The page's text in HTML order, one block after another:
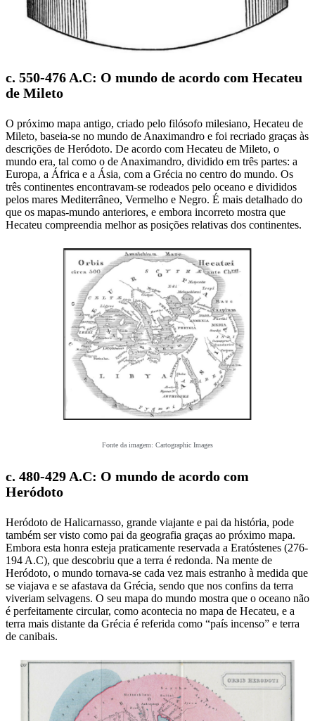
c. 550-476 A.C: O mundo de acordo com Hecateu
de Mileto
O próximo mapa antigo, criado pelo filósofo milesiano, Hecateu de
Mileto, baseia-se no mundo de Anaximandro e foi recriado graças às
descrições de Heródoto. De acordo com Hecateu de Mileto, o
mundo era, tal como o de Anaximandro, dividido em três partes: a
Europa, a África e a Ásia, com a Grécia no centro do mundo. Os
três continentes encontravam-se rodeados pelo oceano e divididos
pelos mares Mediterrâneo, Vermelho e Negro. É mais detalhado do
que os mapas-mundo anteriores, e embora incorreto mostra que
Hecateu compreendia melhor as posições relativas dos continentes.
Fonte da imagem: Cartographic Images
c. 480-429 A.C: O mundo de acordo com
Heródoto
Heródoto de Halicarnasso, grande viajante e pai da história, pode
também ser visto como pai da geografia graças ao próximo mapa.
Embora esta honra esteja praticamente reservada a Eratóstenes (276-
194 A.C), que descobriu que a terra é redonda. Na mente de
Heródoto, o mundo tornava-se cada vez mais estranho à medida que
se viajava e se afastava da Grécia, sendo que nos confins da terra
viveriam selvagens. O seu mapa do mundo mostra que o oceano não
é perfeitamente circular, como acontecia no mapa de Hecateu, e a
terra mais distante da Grécia é referida como “país incenso” e terra
de canibais.